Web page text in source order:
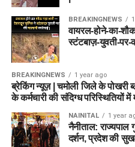
BREAKINGNEWS
वायरल-होने-का-
स्टंटबाज़-युवती-पर-
BREAKINGNEWS 1 year ago
ब्रेकिंग न्यूज़ | चमोली जिले के पोखरी
के कर्मचारी की संदिग्ध परिस्थितियों में
NAINITAL 1 year
नैनीताल: राज्यपाल
दर्शन, प्रदेश की